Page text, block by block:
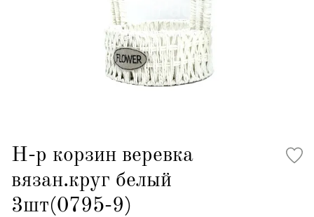
Н-р корзин веревка
вязан.круг белый
3шт(0795-9)